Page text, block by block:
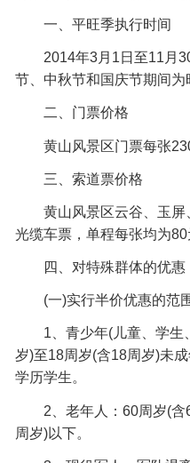
一、平旺季执行时间
2014年3月1日至11月
节、中秋节和国庆节期间为
二、门票价格
黄山风景区门票每张
三、索道票价格
黄山风景区云谷、玉
光缆车票，单程每张均为80
四、对特殊群体的优惠
(一)实行半价优惠的范
1、青少年(儿童、学生
岁)至18周岁(含18周岁)未
学历学生。
2、老年人：60周岁(
周岁)以下。